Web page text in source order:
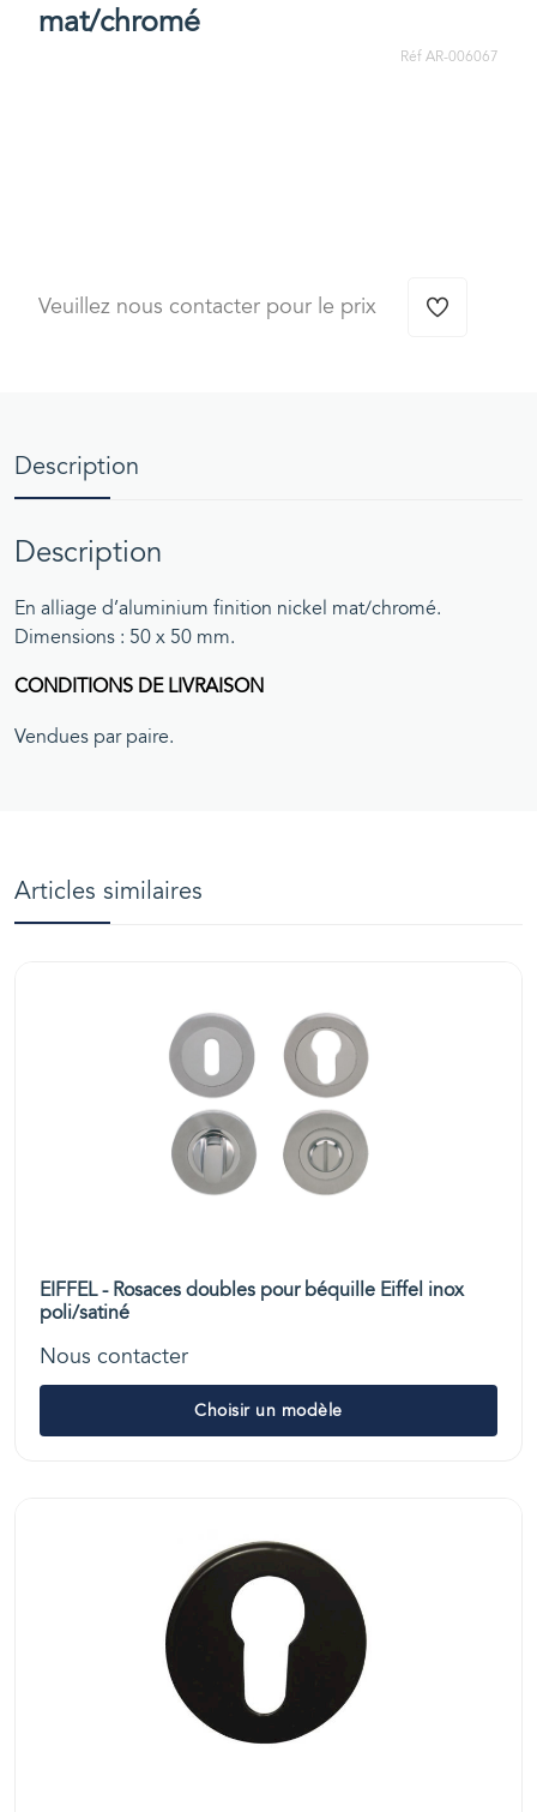
mat/chromé
Réf AR-006067
Veuillez nous contacter pour le prix
Description
Description
En alliage d’aluminium finition nickel mat/chromé.
Dimensions : 50 x 50 mm.
CONDITIONS DE LIVRAISON
Vendues par paire.
Articles similaires
EIFFEL - Rosaces doubles pour béquille Eiffel inox
poli/satiné
Nous contacter
Choisir un modèle